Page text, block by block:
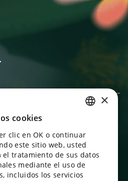
práctica.
más bonos por compras y
ENGLISH
UKRAINIAN
PORTUGUESE
×
cookies
clic en OK o continuar
este sitio web, usted
el tratamiento de sus datos
mediante el uso de
incluidos los servicios